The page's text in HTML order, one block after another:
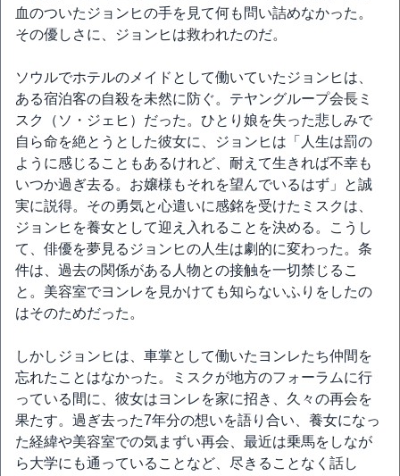
血のついたジョンヒの手を見て何も問い詰めなかった。
その優しさに、ジョンヒは救われたのだ。
ソウルでホテルのメイドとして働いていたジョンヒは、
ある宿泊客の自殺を未然に防ぐ。テヤングループ会長ミ
スク（ソ・ジェヒ）だった。ひとり娘を失った悲しみで
自ら命を絶とうとした彼女に、ジョンヒは「人生は罰の
ように感じることもあるけれど、耐えて生きれば不幸も
いつか過ぎ去る。お嬢様もそれを望んでいるはず」と誠
実に説得。その勇気と心遣いに感銘を受けたミスクは、
ジョンヒを養女として迎え入れることを決める。こうし
て、俳優を夢見るジョンヒの人生は劇的に変わった。条
件は、過去の関係がある人物との接触を一切禁じるこ
と。美容室でヨンレを見かけても知らないふりをしたの
はそのためだった。
しかしジョンヒは、車掌として働いたヨンレたち仲間を
忘れたことはなかった。ミスクが地方のフォーラムに行
っている間に、彼女はヨンレを家に招き、久々の再会を
果たす。過ぎ去った7年分の想いを語り合い、養女になっ
た経緯や美容室での気まずい再会、最近は乗馬をしなが
ら大学にも通っていることなど、尽きることなく話し